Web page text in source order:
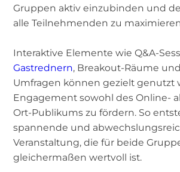
Gruppen aktiv einzubinden und
alle Teilnehmenden zu
Interaktive Elemente wie Q&A-
Gastrednern, Breakout-Räume
Umfragen können gezielt genutzt
Engagement sowohl des Online-
Ort-Publikums zu fördern. So
spannende und
Veranstaltung, die für beide
gleichermaßen wertvoll ist.